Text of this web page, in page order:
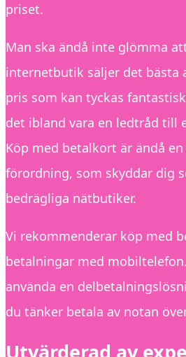
priset.
Man ska ändå inte glömma
internetbutik säljer det
pris som kan tyckas
det ibland vara en ledtråd till
Köp med betalkort är ändå en
förordning, som skyddar dig
bedrägliga nätbutiker.
Vi rekommenderar köp med
betalningar med
använda en
du tänker betala av notan